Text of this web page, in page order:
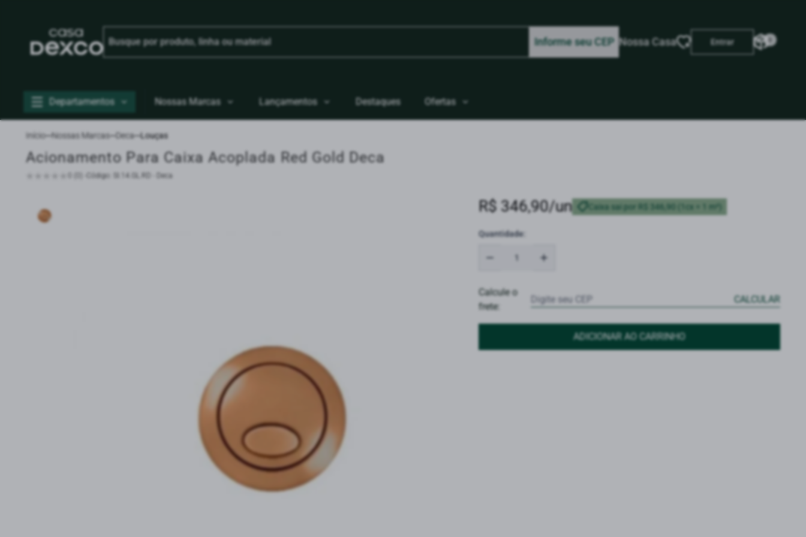
Informe seu CEP Nossa Casa Entrar
Departamentos Nossas Marcas Lançamentos Destaques Ofertas
Início Nossas Marcas Deca Louças
Acionamento Para Caixa Acoplada Red Gold Deca
Código: SI.14.GL.RD - Deca
R$ 346,90/un Caixa sai por R$ 346,90 (1cx = 1 m²)
Quantidade:
Calcule o
frete: